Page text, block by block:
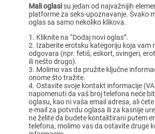
Mali oglasisu jedan od najvažnijih
platforme za seks-upoznavanje. Svako
oglas sa samo nekoliko klikova.
Kliknite na “Dodaj novi oglas”.
Izaberite erotsku kategoriju koja vam
odgovara (npr. fetiš, eskort, svingeri,
ili nešto drugo).
Molimo vas da pružite ključne
onome što tražite.
Ostavite svoje kontakt informacije
napomenuti da vaš broj telefona neće
oglasu, kao ni vaša email adresa, ali
e-mail za potvrdu oglasa ili za kasnije
ne želite da budete kontaktirani putem
telefona, molimo vas da ostavite druge